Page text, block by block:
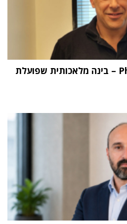
"העתיד הוא Physical AI – בינה מלאכותית שפועלת